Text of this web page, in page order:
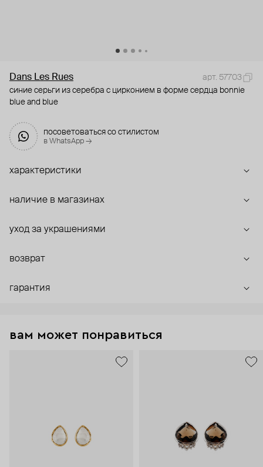
Dans Les Rues
арт. 57703
синие серьги из серебра с цирконием в форме сердца bonnie
blue and blue
посоветоваться со стилистом
в WhatsApp →
характеристики
наличие в магазинах
уход за украшениями
возврат
гарантия
вам может понравиться